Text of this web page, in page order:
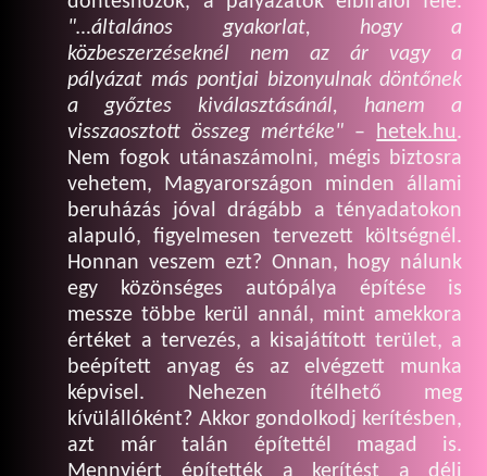
"…általános gyakorlat, hogy a
közbeszerzéseknél nem az ár vagy a
pályázat más pontjai bizonyulnak döntőnek
a győztes kiválasztásánál, hanem a
visszaosztott összeg mértéke" – hetek.hu.
Nem fogok utánaszámolni, mégis biztosra
vehetem, Magyarországon minden állami
beruházás jóval drágább a tényadatokon
alapuló, figyelmesen tervezett költségnél.
Honnan veszem ezt? Onnan, hogy nálunk
egy közönséges autópálya építése is
messze többe kerül annál, mint amekkora
értéket a tervezés, a kisajátított terület, a
beépített anyag és az elvégzett munka
képvisel. Nehezen ítélhető meg
kívülállóként? Akkor gondolkodj kerítésben,
azt már talán építettél magad is.